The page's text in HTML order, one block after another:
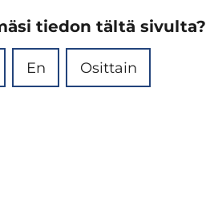
tiedon tältä sivulta?
En Osittain